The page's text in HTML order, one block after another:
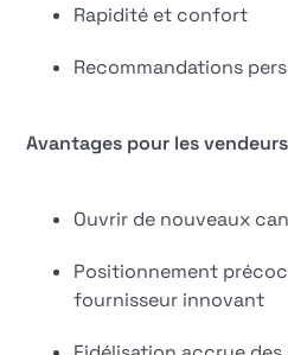
Rapidité et confort
Recommandations
Avantages pour les
Ouvrir de nouveaux
Positionnement
fournisseur innovant